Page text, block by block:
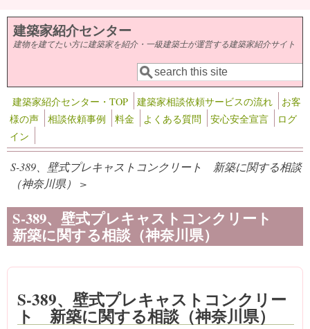
メインコンテンツに移動
建築家紹介センター
建物を建てたい方に建築家を紹介・一級建築士が運営する建築家紹介サイト
検索フォーム
検索
建築家紹介センター・TOP 建築家相談依頼サービスの流れ
お客
様の声
相談依頼事例 料金 よくある質問 安心安全宣言
ログ
イン
S-389、壁式プレキャストコンクリート 新築に関する相談
（神奈川県） >
S-389、壁式プレキャストコンクリート
新築に関する相談（神奈川県）
S-389、壁式プレキャストコンクリー
ト 新築に関する相談（神奈川県）